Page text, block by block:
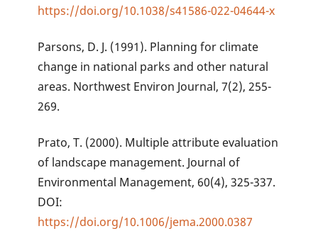
https://doi.org/10.1038/s41586-022-04644-x
Parsons, D. J. (1991). Planning for climate
change in national parks and other natural
areas. Northwest Environ Journal, 7(2), 255-
269.
Prato, T. (2000). Multiple attribute evaluation
of landscape management. Journal of
Environmental Management, 60(4), 325-337.
DOI:
https://doi.org/10.1006/jema.2000.0387